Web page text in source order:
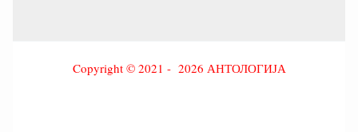
Copyright © 2021 - 2026 АНТОЛОГИЈА